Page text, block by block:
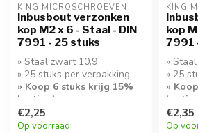
KING MICROSCHROEVEN
Inbusbout verzonken
kop M2 x 6 - Staal - DIN
7991 - 25 stuks
» Staal zwart 10.9
» 25 stuks per verpakking
» Koop 6 stuks krijg 15%
korting!
€2,25
Op voorraad
KING
kop
7991
»
» 25
»
€2,35
Op